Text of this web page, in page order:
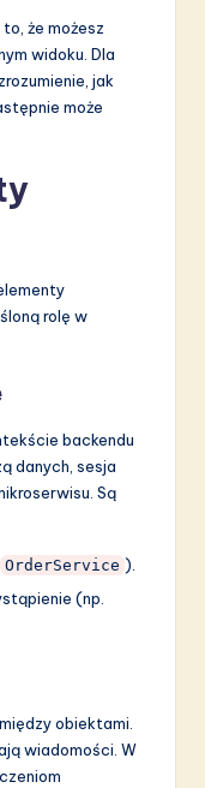
że możesz
widoku. Dla
jak
może
rolę w
backendu
danych, sesja
Są
OrderService ).
(np.
obiektami.
wiadomości. W